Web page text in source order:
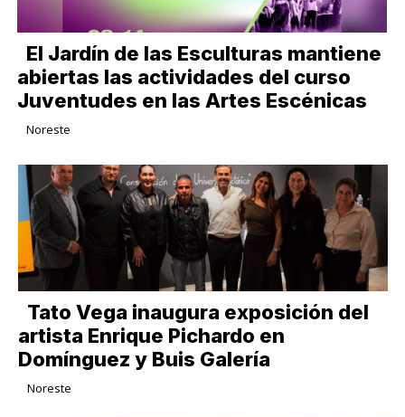
El Jardín de las Esculturas mantiene
abiertas las actividades del curso
Juventudes en las Artes Escénicas
Noreste
Tato Vega inaugura exposición del
artista Enrique Pichardo en
Domínguez y Buis Galería
Noreste